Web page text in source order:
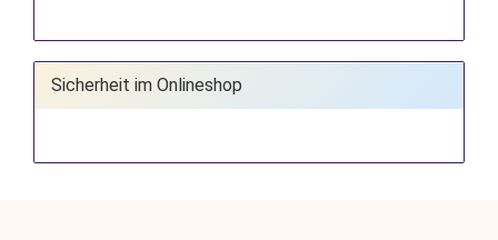
Sicherheit im Onlineshop